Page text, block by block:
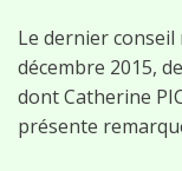
Le dernier conseil
décembre 2015,
dont Catherine
présente